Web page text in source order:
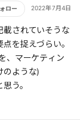
把握すると、自
「できているこ
明確になり、ボ
「短期で結果を
り組む施策」を並
ロー 2022年7月4日
載されていそうな
を捉えづらい。
、マーケティン
のような)
う。